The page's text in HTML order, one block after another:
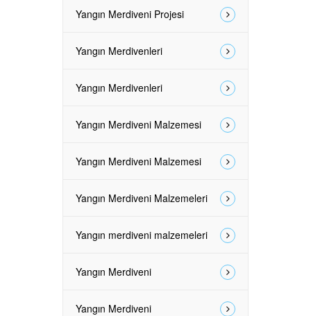
Yangın Merdiveni Projesi
Yangın Merdivenleri
Yangın Merdivenleri
Yangın Merdiveni Malzemesi
Yangın Merdiveni Malzemesi
Yangın Merdiveni Malzemeleri
Yangın merdiveni malzemeleri
Yangın Merdiveni
Yangın Merdiveni